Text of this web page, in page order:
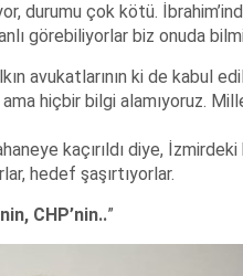
durumu çok kötü.
görebiliyorlar biz onuda
avukatlarının ki de kabul
hiçbir bilgi alamıyoruz.
kaçırıldı diye,
hedef şaşırtıyorlar.
CHP’nin..”